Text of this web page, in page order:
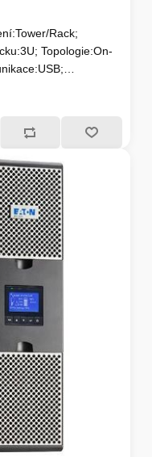
Rack;
Topologie:On-